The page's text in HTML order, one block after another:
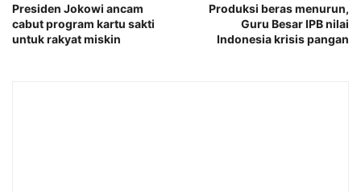
Presiden Jokowi ancam
cabut program kartu sakti
untuk rakyat miskin
Produksi beras menurun,
Guru Besar IPB nilai
Indonesia krisis pangan